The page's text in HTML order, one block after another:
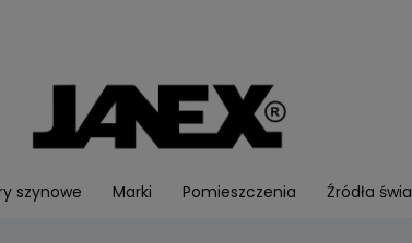
szynowe Marki Pomieszczenia Źródła